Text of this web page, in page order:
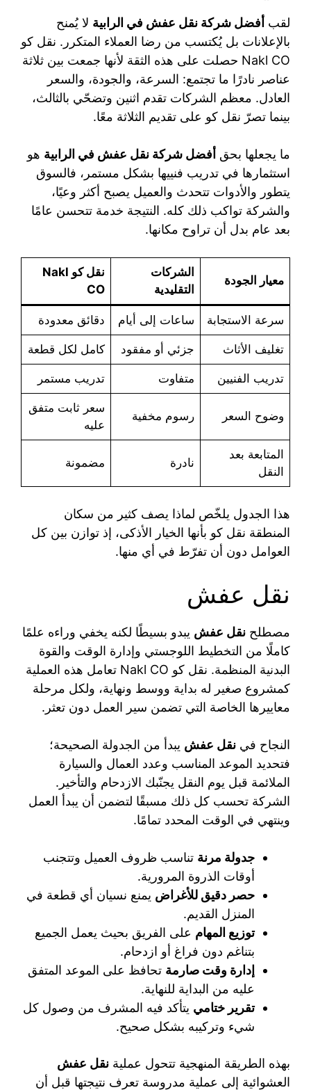
لقب أفضل شركة نقل عفش في الرابية لا يُمنح
بالإعلانات بل يُكتسب من رضا العملاء المتكرر. نقل كو
Nakl CO حصلت على هذه الثقة لأنها جمعت بين ثلاثة
عناصر نادرًا ما تجتمع: السرعة، والجودة، والسعر
العادل. معظم الشركات تقدم اثنين وتضحّي بالثالث،
بينما تصرّ نقل كو على تقديم الثلاثة معًا.
ما يجعلها بحق أفضل شركة نقل عفش في الرابية هو
استثمارها في تدريب فنييها بشكل مستمر، فالسوق
يتطور والأدوات تتحدث والعميل يصبح أكثر وعيًا،
والشركة تواكب ذلك كله. النتيجة خدمة تتحسن عامًا
بعد عام بدل أن تراوح مكانها.
معيار الجودة
الشركات
التقليدية
نقل كو Nakl
CO
سرعة الاستجابة ساعات إلى أيام دقائق معدودة
تغليف الأثاث جزئي أو مفقود كامل لكل قطعة
تدريب الفنيين متفاوت تدريب مستمر
وضوح السعر رسوم مخفية
سعر ثابت متفق
عليه
المتابعة بعد
النقل
نادرة مضمونة
هذا الجدول يلخّص لماذا يصف كثير من سكان
المنطقة نقل كو بأنها الخيار الأذكى، إذ توازن بين كل
العوامل دون أن تفرّط في أي منها.
نقل عفش
مصطلح نقل عفش يبدو بسيطًا لكنه يخفي وراءه علمًا
كاملًا من التخطيط اللوجستي وإدارة الوقت والقوة
البدنية المنظمة. نقل كو Nakl CO تعامل هذه العملية
كمشروع صغير له بداية ووسط ونهاية، ولكل مرحلة
معاييرها الخاصة التي تضمن سير العمل دون تعثر.
النجاح في نقل عفش يبدأ من الجدولة الصحيحة؛
فتحديد الموعد المناسب وعدد العمال والسيارة
الملائمة قبل يوم النقل يجنّبك الازدحام والتأخير.
الشركة تحسب كل ذلك مسبقًا لتضمن أن يبدأ العمل
وينتهي في الوقت المحدد تمامًا.
جدولة مرنة تناسب ظروف العميل وتتجنب
أوقات الذروة المرورية.
حصر دقيق للأغراض يمنع نسيان أي قطعة في
المنزل القديم.
توزيع المهام على الفريق بحيث يعمل الجميع
بتناغم دون فراغ أو ازدحام.
إدارة وقت صارمة تحافظ على الموعد المتفق
عليه من البداية للنهاية.
تقرير ختامي يتأكد فيه المشرف من وصول كل
شيء وتركيبه بشكل صحيح.
بهذه الطريقة المنهجية تتحول عملية نقل عفش
العشوائية إلى عملية مدروسة تعرف نتيجتها قبل أن